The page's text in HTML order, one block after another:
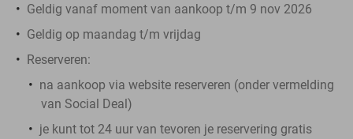
Geldig vanaf moment van aankoop t/m 9 nov 2026
Geldig op maandag t/m vrijdag
Reserveren:
na aankoop via website reserveren (onder vermelding
van Social Deal)
je kunt tot 24 uur van tevoren je reservering gratis